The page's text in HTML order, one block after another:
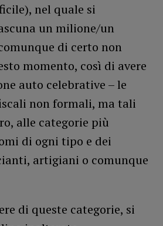
nel quale si
un milione/un
di certo non
momento, così di avere
auto celebrative – le
non formali, ma tali
alle categorie più
di ogni tipo e dei
artigiani o comunque
di queste categorie, si